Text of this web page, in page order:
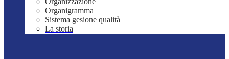
Organigramma
Sistema gesione qualità
La storia